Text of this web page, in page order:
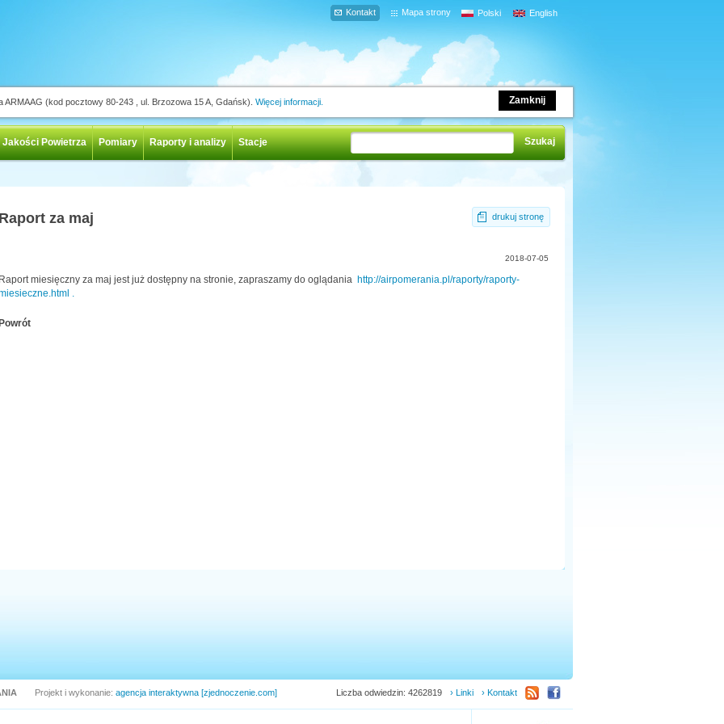
Zamknij
(kod pocztowy 80-243 , ul. Brzozowa 15 A, Gdańsk). Więcej informacji.
Mapa strony
Kontakt Polski English
Jakości Powietrza Pomiary Raporty i analizy Stacje
drukuj stronę
za maj
2018-07-05
miesięczny za maj jest już dostępny na stronie, zapraszamy do oglądania http://airpomerania.pl/raporty/raporty-
.
Projekt i wykonanie: agencja interaktywna [zjednoczenie.com] › Kontakt
› Linki
Liczba odwiedzin: 4262819